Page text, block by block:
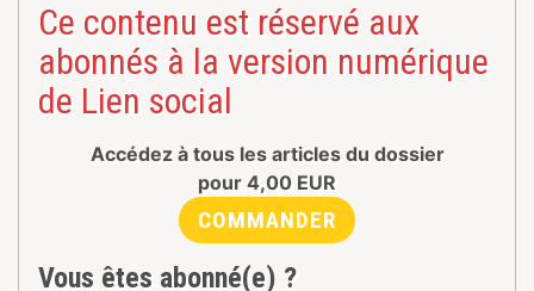
Ce contenu est réservé aux
abonnés à la version numérique
de Lien social
Accédez à tous les articles du dossier
pour 4,00 EUR
COMMANDER
Vous êtes abonné(e) ?